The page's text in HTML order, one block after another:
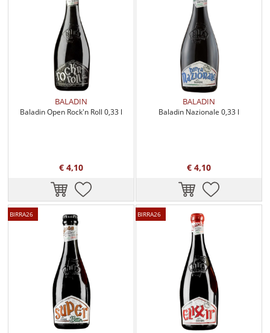
BALADIN
Baladin Open Rock'n Roll 0,33 l
€ 4,10
BALADIN
Baladin Nazionale 0,33 l
€ 4,10
BIRRA26 BIRRA26